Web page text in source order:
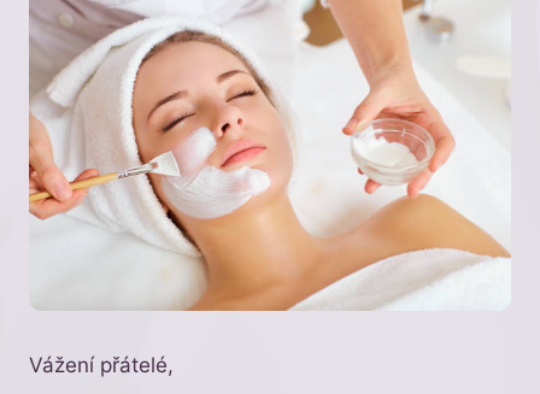
Vážení přátelé,